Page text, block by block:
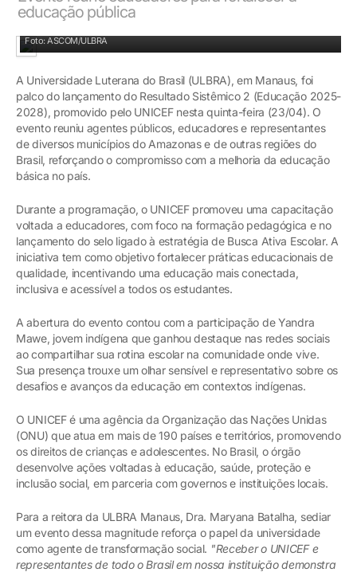
educação pública
Foto: ASCOM/ULBRA
A Universidade Luterana do Brasil (ULBRA), em Manaus, foi
palco do lançamento do Resultado Sistêmico 2 (Educação 2025-
2028), promovido pelo UNICEF nesta quinta-feira (23/04). O
evento reuniu agentes públicos, educadores e representantes
de diversos municípios do Amazonas e de outras regiões do
Brasil, reforçando o compromisso com a melhoria da educação
básica no país.
Durante a programação, o UNICEF promoveu uma capacitação
voltada a educadores, com foco na formação pedagógica e no
lançamento do selo ligado à estratégia de Busca Ativa Escolar. A
iniciativa tem como objetivo fortalecer práticas educacionais de
qualidade, incentivando uma educação mais conectada,
inclusiva e acessível a todos os estudantes.
A abertura do evento contou com a participação de Yandra
Mawe, jovem indígena que ganhou destaque nas redes sociais
ao compartilhar sua rotina escolar na comunidade onde vive.
Sua presença trouxe um olhar sensível e representativo sobre os
desafios e avanços da educação em contextos indígenas.
O UNICEF é uma agência da Organização das Nações Unidas
(ONU) que atua em mais de 190 países e territórios, promovendo
os direitos de crianças e adolescentes. No Brasil, o órgão
desenvolve ações voltadas à educação, saúde, proteção e
inclusão social, em parceria com governos e instituições locais.
Para a reitora da ULBRA Manaus, Dra. Maryana Batalha, sediar
um evento dessa magnitude reforça o papel da universidade
como agente de transformação social. "Receber o UNICEF e
representantes de todo o Brasil em nossa instituição demonstra